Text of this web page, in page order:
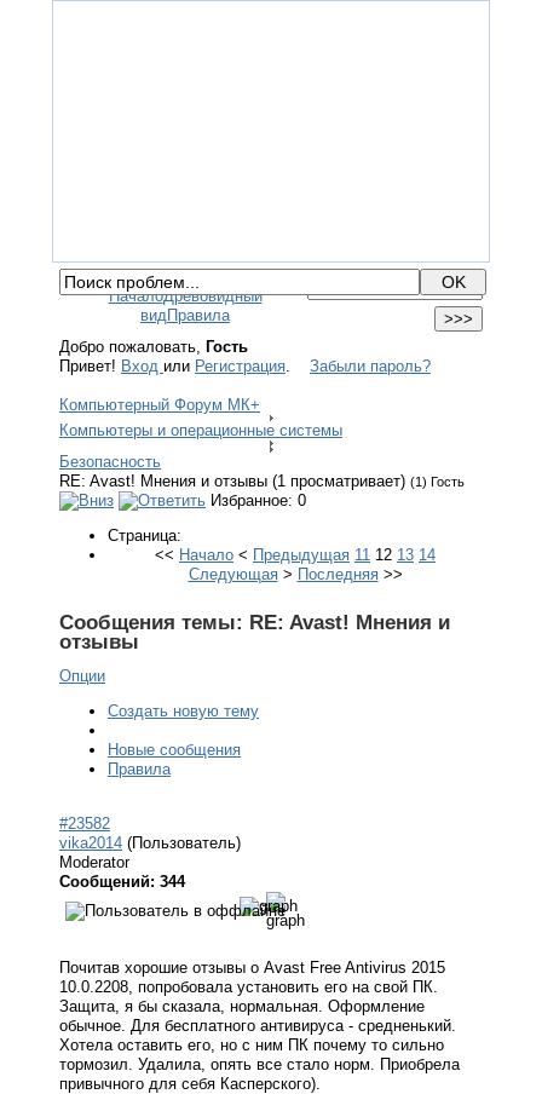
НачалоДревовидный
видПравила
Добро пожаловать, Гость
Привет! Вход или Регистрация. Забыли пароль?
Компьютерный Форум МК+
Компьютеры и операционные системы
Безопасность
RE: Avast! Мнения и отзывы (1 просматривает) (1) Гость
Избранное: 0
Страница:
<< Начало < Предыдущая 11 12 13 14
Следующая> Последняя>>
Сообщения темы: RE: Avast! Мнения и
отзывы
Опции
Создать новую тему
Новые сообщения
Правила
#23582
vika2014 (Пользователь)
Moderator
Сообщений: 344
Почитав хорошие отзывы о Avast Free Antivirus 2015
10.0.2208, попробовала установить его на свой ПК.
Защита, я бы сказала, нормальная. Оформление
обычное. Для бесплатного антивируса - средненький.
Хотела оставить его, но с ним ПК почему то сильно
тормозил. Удалила, опять все стало норм. Приобрела
привычного для себя Касперского).